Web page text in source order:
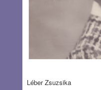
Léber Zsuzsika